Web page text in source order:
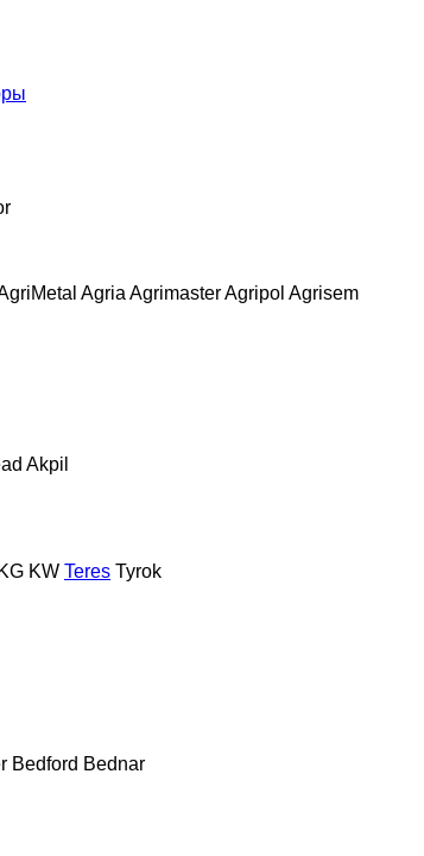
Agria AgrimasterAgripol Agrisem
Akpil
KG KW Teres Tyrok
Bedford Bednar